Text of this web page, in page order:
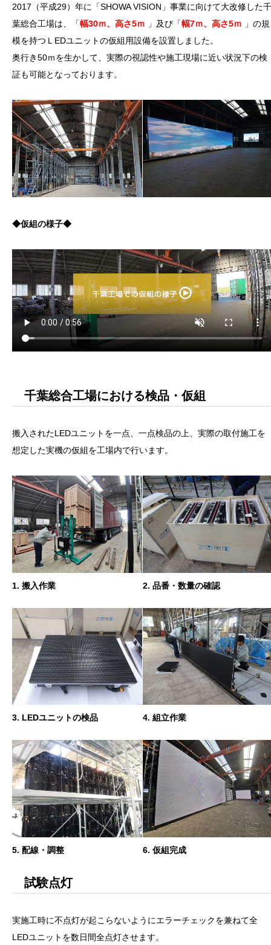
2017（平成29）年に「SHOWA VISION」事業に向けて大改修した千
葉総合工場は、「幅30ｍ、高さ5ｍ 」及び「幅7ｍ、高さ5ｍ 」の規
模を持つＬEDユニットの仮組用設備を設置しました。
奥行き50ｍを生かして、実際の視認性や施工現場に近い状況下の検
証も可能となっております。
◆仮組の様子◆
千葉総合工場における検品・仮組
搬入されたLEDユニットを一点、一点検品の上、実際の取付施工を
想定した実機の仮組を工場内で行います。
1. 搬入作業 2. 品番・数量の確認
3. LEDユニットの検品 4. 組立作業
5. 配線・調整 6. 仮組完成
試験点灯
実施工時に不点灯が起こらないようにエラーチェックを兼ねて全
LEDユニットを数日間全点灯させます。